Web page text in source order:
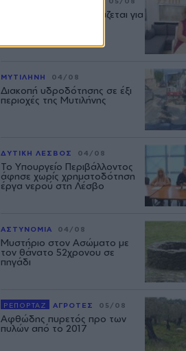
«Η ασφάλεια δεν θυσιάζεται για
ΜΥΤΙΛΗΝΗ 04/08
Διακοπή υδροδότησης σε έξι
περιοχές της Μυτιλήνης
ΔΥΤΙΚΗ ΛΕΣΒΟΣ 04/08
Το Υπουργείο Περιβάλλοντος
άφησε χωρίς χρηματοδότηση
έργα νερού στη Λέσβο
ΑΣΤΥΝΟΜΙΑ 04/08
Μυστήριο στον Ασώματο με
τον θάνατο 52χρονου σε
πηγάδι
ΡΕΠΟΡΤΑΖ ΑΓΡΟΤΕΣ 05/08
Αφθώδης πυρετός προ των
πυλών από το 2017